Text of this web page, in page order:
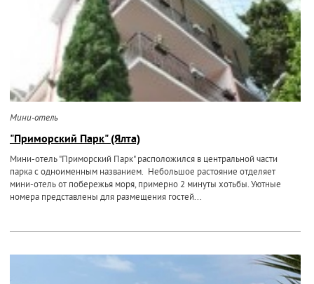
Мини-отель
"Приморский Парк" (Ялта)
Мини-отель "Приморский Парк" расположился в центральной части
парка с одноименным названием. Небольшое растояние отделяет
мини-отель от побережья моря, примерно 2 минуты хотьбы. Уютные
номера представлены для размещения гостей...